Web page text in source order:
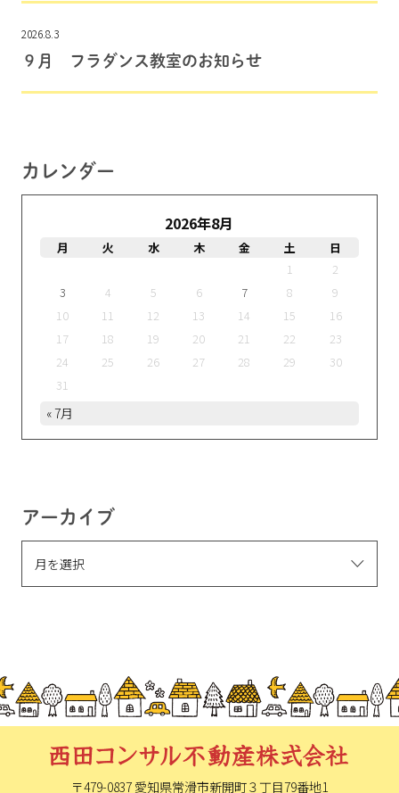
2026.8.3
９月 フラダンス教室のお知らせ
カレンダー
2026年8月
月 火 水 木 金 土
日
1
2
3
4 5 6 7 8
9
10
11 12 13 14 15
16
17
18 19 20 21 22
23
24
25 26 27 28 29
30
31
« 7月
アーカイブ
〒479-0837 愛知県常滑市新開町３丁目79番地1